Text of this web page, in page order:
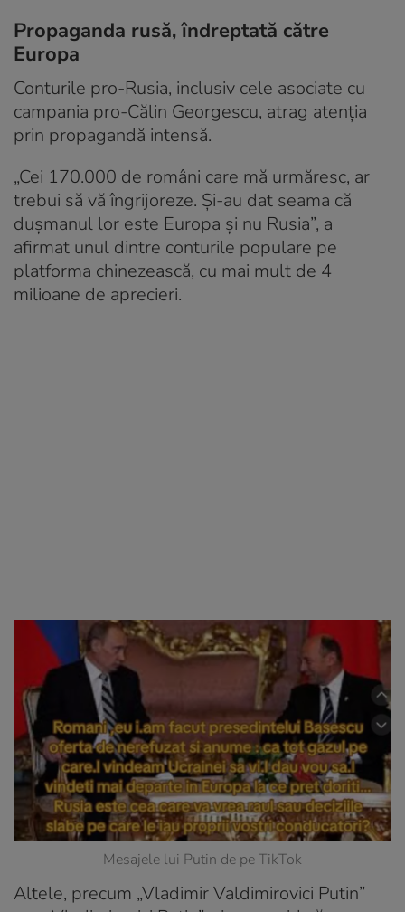
Propaganda rusă, îndreptată către
Europa
Conturile pro-Rusia, inclusiv cele asociate cu
campania pro-Călin Georgescu, atrag atenția
prin propagandă intensă.
„Cei 170.000 de români care mă urmăresc, ar
trebui să vă îngrijoreze. Și-au dat seama că
dușmanul lor este Europa și nu Rusia”, a
afirmat unul dintre conturile populare pe
platforma chinezească, cu mai mult de 4
milioane de aprecieri.
Mesajele lui Putin de pe TikTok
Altele, precum „Vladimir Valdimirovici Putin”